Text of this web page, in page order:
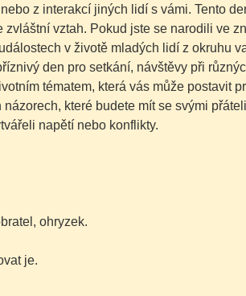
z interakcí jiných lidí s vámi. Tento
vztah. Pokud jste se narodili ve
v životě mladých lidí z okruhu
den pro setkání, návštěvy při
tématem, která vás může postavit
které budete mít se svými
napětí nebo konflikty.
ohryzek.
je.